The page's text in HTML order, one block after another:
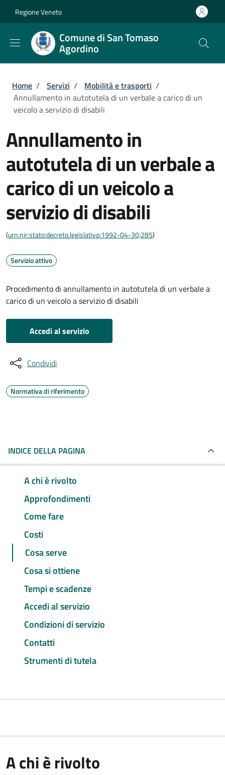
Regione Veneto
Comune di San Tomaso
Agordino
Briciole di pane
Home / Servizi / Mobilità e trasporti /
Annullamento in autotutela di un verbale a carico di un
veicolo a servizio di disabili
Annullamento in
autotutela di un verbale a
carico di un veicolo a
servizio di disabili
(urn:nir:stato:decreto.legislativo:1992-04-30;285)
Servizio attivo
Procedimento di annullamento in autotutela di un verbale a
carico di un veicolo a servizio di disabili
Accedi al servizio
Condividi
Normativa di riferimento
INDICE DELLA PAGINA
A chi è rivolto
Approfondimenti
Come fare
Costi
Cosa serve
Cosa si ottiene
Tempi e scadenze
Accedi al servizio
Condizioni di servizio
Contatti
Strumenti di tutela
A chi è rivolto